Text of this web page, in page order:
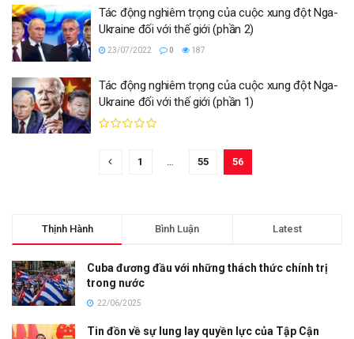
Tác động nghiêm trọng của cuộc xung đột Nga-
Ukraine đối với thế giới (phần 2)
23/07/2022 0 187
Tác động nghiêm trọng của cuộc xung đột Nga-
Ukraine đối với thế giới (phần 1)
1 … 55 56
Thịnh Hành Bình Luận Latest
Cuba đương đầu với những thách thức chính trị
trong nước
22/06/2025
Tin đồn về sự lung lay quyền lực của Tập Cận